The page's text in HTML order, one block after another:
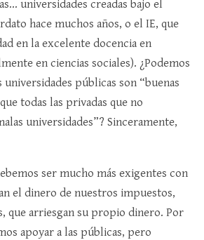
universidades creadas bajo el
hace muchos años, o el IE, que
en la excelente docencia en
en ciencias sociales). ¿Podemos
universidades públicas son “buenas
todas las privadas que no
universidades”? Sinceramente,
ser mucho más exigentes con
el dinero de nuestros impuestos,
que arriesgan su propio dinero. Por
apoyar a las públicas, pero